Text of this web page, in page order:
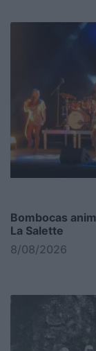
Bombocas
La Salette
8/08/2026